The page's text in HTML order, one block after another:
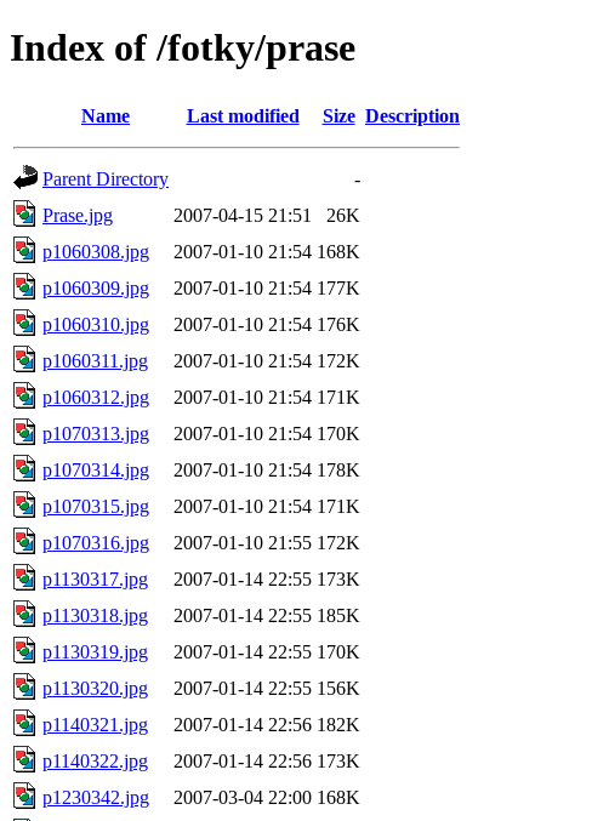
Index of /fotky/prase
Name Last modified Size Description
Parent Directory
-
Prase.jpg
2007-04-15 21:51
26K
p1060308.jpg
2007-01-10 21:54 168K
p1060309.jpg
2007-01-10 21:54 177K
p1060310.jpg
2007-01-10 21:54 176K
p1060311.jpg
2007-01-10 21:54 172K
p1060312.jpg
2007-01-10 21:54 171K
p1070313.jpg
2007-01-10 21:54 170K
p1070314.jpg
2007-01-10 21:54 178K
p1070315.jpg
2007-01-10 21:54 171K
p1070316.jpg
2007-01-10 21:55 172K
p1130317.jpg
2007-01-14 22:55 173K
p1130318.jpg
2007-01-14 22:55 185K
p1130319.jpg
2007-01-14 22:55 170K
p1130320.jpg
2007-01-14 22:55 156K
p1140321.jpg
2007-01-14 22:56 182K
p1140322.jpg
2007-01-14 22:56 173K
p1230342.jpg
2007-03-04 22:00 168K